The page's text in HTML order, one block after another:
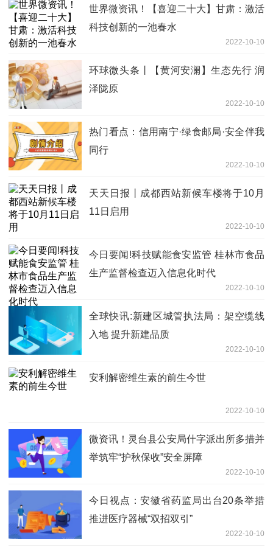
世界微资讯！【喜迎二十大】甘肃：激活
科技创新的一池春水
2022-10-10
环球微头条丨【黄河安澜】生态先行 润
泽陇原
2022-10-10
热门看点：信用南宁·绿食邮局·安全伴我
同行
2022-10-10
天天日报丨成都西站新候车楼将于10月
11日启用
2022-10-10
今日要闻!科技赋能食安监管 桂林市食品
生产监督检查迈入信息化时代
2022-10-10
全球快讯:新建区城管执法局：架空缆线
入地 提升新建品质
2022-10-10
安利解密维生素的前生今世
2022-10-10
微资讯！灵台县公安局什字派出所多措并
举筑牢“护秋保收”安全屏障
2022-10-10
今日视点：安徽省药监局出台20条举措
推进医疗器械“双招双引”
2022-10-10